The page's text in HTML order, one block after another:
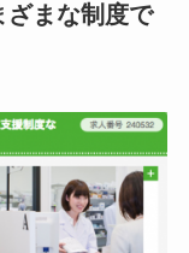
ざまな制度で